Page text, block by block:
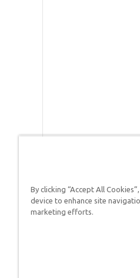
By clicking “Accept All
device to enhance site
marketing efforts.